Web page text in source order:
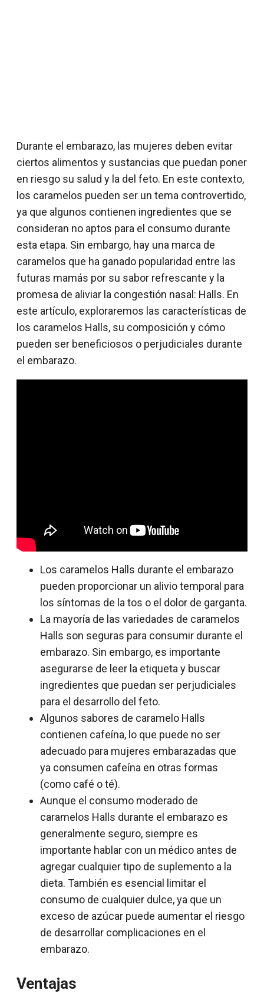
Durante el embarazo, las mujeres deben evitar
ciertos alimentos y sustancias que puedan poner
en riesgo su salud y la del feto. En este contexto,
los caramelos pueden ser un tema controvertido,
ya que algunos contienen ingredientes que se
consideran no aptos para el consumo durante
esta etapa. Sin embargo, hay una marca de
caramelos que ha ganado popularidad entre las
futuras mamás por su sabor refrescante y la
promesa de aliviar la congestión nasal: Halls. En
este artículo, exploraremos las características de
los caramelos Halls, su composición y cómo
pueden ser beneficiosos o perjudiciales durante
el embarazo.
Los caramelos Halls durante el embarazo
pueden proporcionar un alivio temporal para
los síntomas de la tos o el dolor de garganta.
La mayoría de las variedades de caramelos
Halls son seguras para consumir durante el
embarazo. Sin embargo, es importante
asegurarse de leer la etiqueta y buscar
ingredientes que puedan ser perjudiciales
para el desarrollo del feto.
Algunos sabores de caramelo Halls
contienen cafeína, lo que puede no ser
adecuado para mujeres embarazadas que
ya consumen cafeína en otras formas
(como café o té).
Aunque el consumo moderado de
caramelos Halls durante el embarazo es
generalmente seguro, siempre es
importante hablar con un médico antes de
agregar cualquier tipo de suplemento a la
dieta. También es esencial limitar el
consumo de cualquier dulce, ya que un
exceso de azúcar puede aumentar el riesgo
de desarrollar complicaciones en el
embarazo.
Ventajas